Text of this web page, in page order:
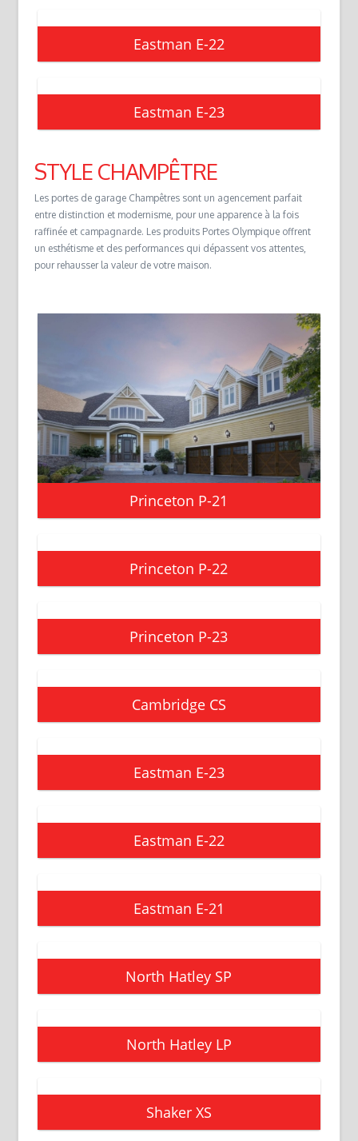
Eastman E-22
Eastman E-23
STYLE CHAMPÊTRE
Les portes de garage Champêtres sont un agencement parfait
entre distinction et modernisme, pour une apparence à la fois
raffinée et campagnarde. Les produits Portes Olympique offrent
un esthétisme et des performances qui dépassent vos attentes,
pour rehausser la valeur de votre maison.
Princeton P-21
Princeton P-22
Princeton P-23
Cambridge CS
Eastman E-23
Eastman E-22
Eastman E-21
North Hatley SP
North Hatley LP
Shaker XS